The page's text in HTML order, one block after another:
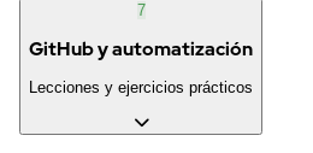
7
GitHub y automatización
Lecciones y ejercicios prácticos